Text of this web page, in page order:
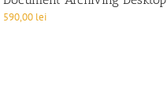
590,00 lei